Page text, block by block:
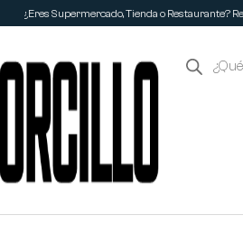
¿Eres Supermercado, Tienda o Restaurante?